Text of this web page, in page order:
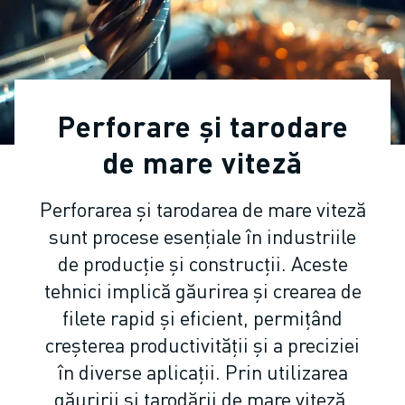
ROBOȚI COLABORATIVI
GAMA ROBOȚI
CONTROLERE ROBOȚI
ACCESORII ROBOȚI
SOFWARE ROBOȚI
SOFTWARE DE SIMULARE
PRODUSE DE ROBOTICĂ EDUCAȚIONALĂ
AUTOMATIZAREA ROBOTICĂ
ROBOȚI SUDARE CU ARC ELECTRIC
ROBOȚI ARTICULAȚI
SERIA ARC MATE
SERIA M-900
ROBOȚI DELTA
ROBOȚI INDUSTRIE ALIMENTARĂ ȘI CLEANROOM
ROBOȚI VOPSIRE
ROBOȚI PALETIZARE
Perforare și tarodare
de mare viteză
Perforarea și tarodarea de mare viteză
sunt procese esențiale în industriile
de producție și construcții. Aceste
tehnici implică găurirea și crearea de
filete rapid și eficient, permițând
creșterea productivității și a preciziei
în diverse aplicații. Prin utilizarea
găuririi și tarodării de mare viteză,